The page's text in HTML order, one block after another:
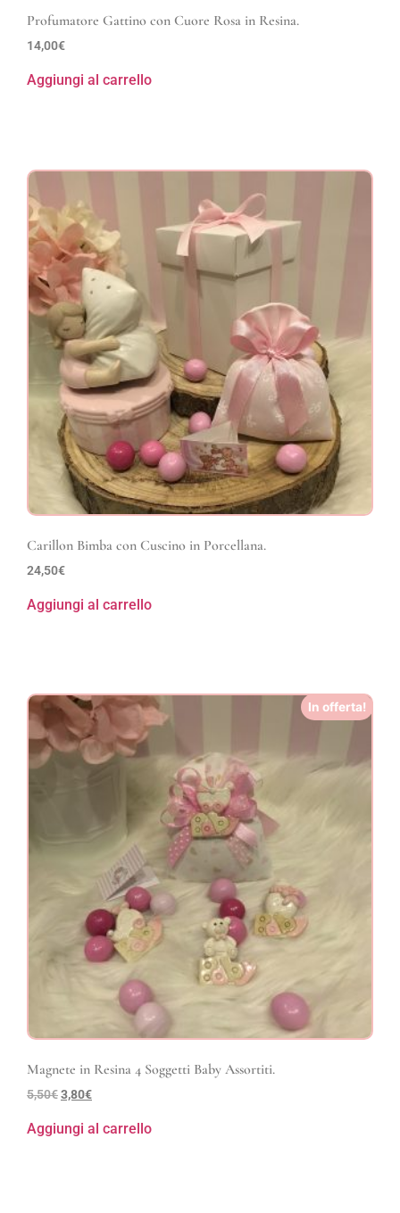
Profumatore Gattino con Cuore Rosa in Resina.
14,00€
Aggiungi al carrello
Carillon Bimba con Cuscino in Porcellana.
24,50€
Aggiungi al carrello
In offerta!
Magnete in Resina 4 Soggetti Baby Assortiti.
5,50€3,80€
Aggiungi al carrello